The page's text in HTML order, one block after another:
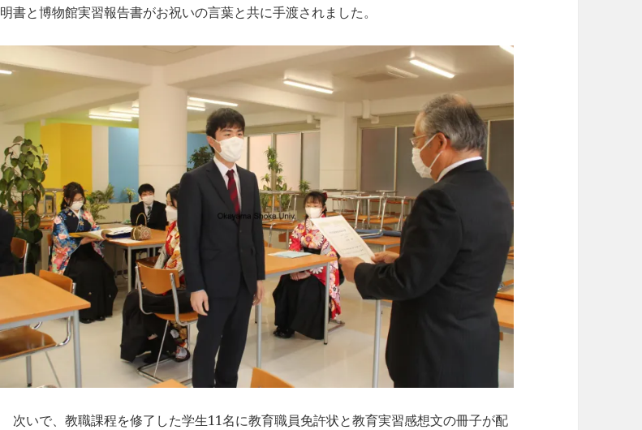
明書と博物館実習報告書がお祝いの言葉と共に手渡されました。
次いで、教職課程を修了した学生11名に教育職員免許状と教育実習感想文の冊子が配